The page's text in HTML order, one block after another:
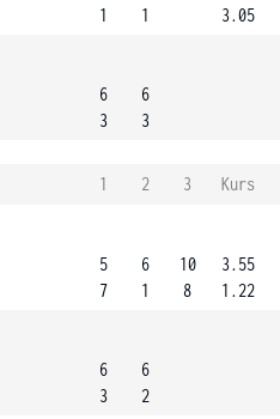
1
1
3.05
6
3
6
3
1 2 3
Kurs
5
7
6
1
10
8
3.55
1.22
6
3
6
2